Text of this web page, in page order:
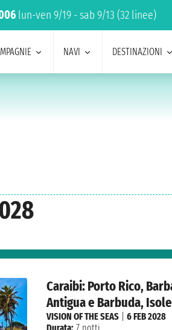
lun-ven 9/19 - sab 9/13 (32 linee)
NAVI DESTINAZIONI
Caraibi: Porto Rico,
Antigua e Barbuda,
VISION OF THE SEAS |6 FEB 2028